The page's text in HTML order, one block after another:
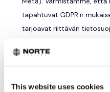
This website uses cookies
tapahtuvat GDPR:n
tarjoavat riittävän
sertifikaatti tai vastaavat
9. EVÄSTEET